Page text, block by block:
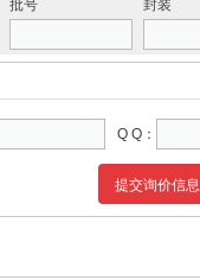
批号 封装
Q Q：
提交询价信息